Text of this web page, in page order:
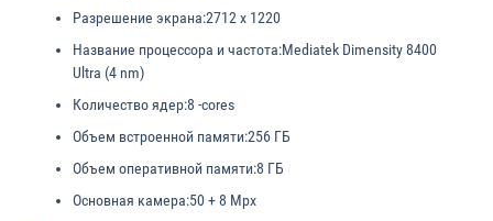
Разрешение экрана:2712 х 1220
Название процессора и частота:Mediatek Dimensity 8400
Ultra (4 nm)
Количество ядер:8 -cores
Объем встроенной памяти:256 ГБ
Объем оперативной памяти:8 ГБ
Основная камера:50 + 8 Mpx